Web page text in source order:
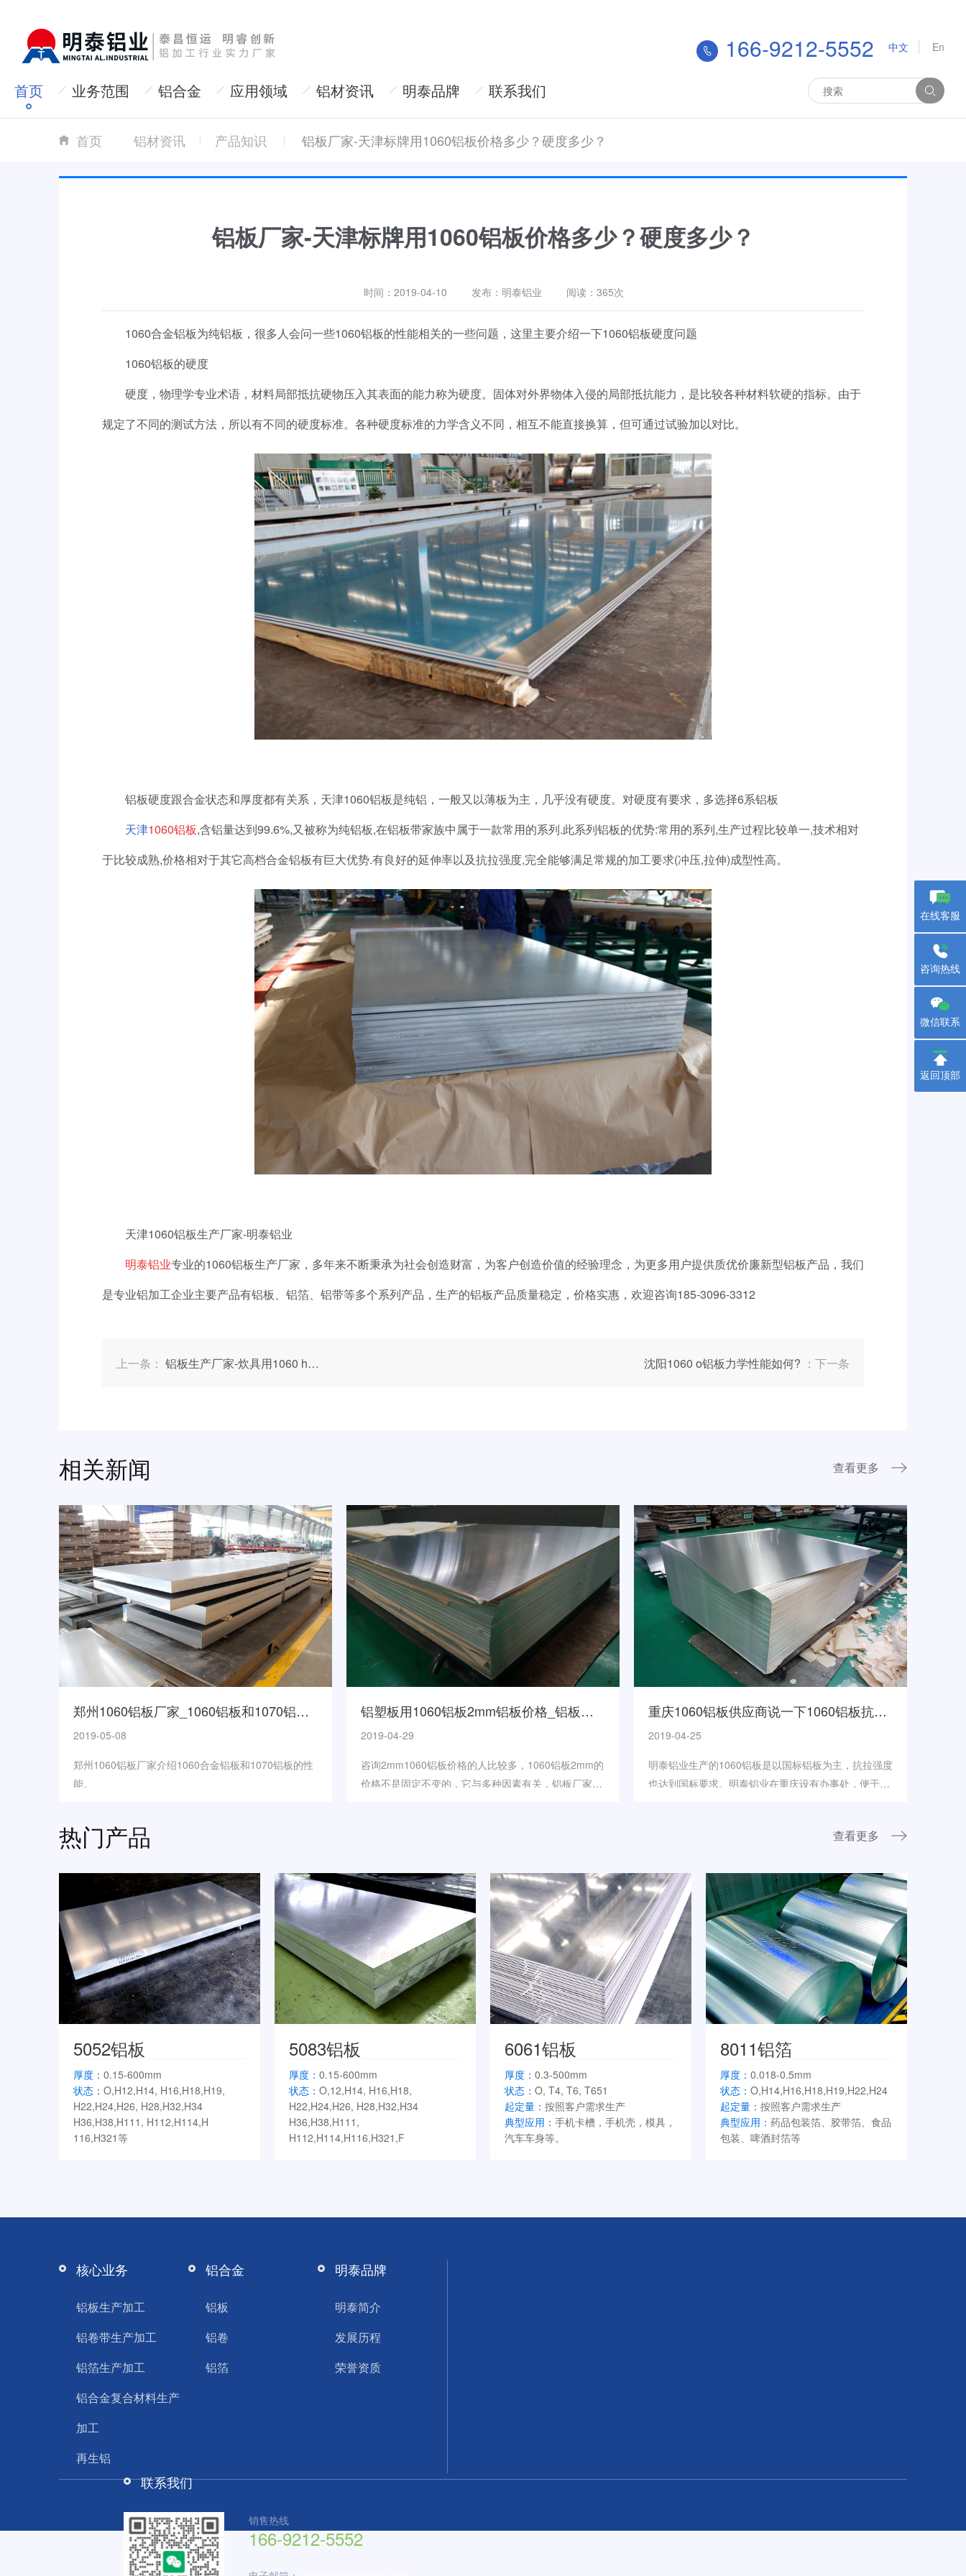
166-9212-5552 中文 En
首页 业务范围 铝合金 应用领域 铝材资讯 明泰品牌 联系我们
首页 铝材资讯 产品知识 铝板厂家-天津标牌用1060铝板价格多少？硬度多少？
铝板厂家-天津标牌用1060铝板价格多少？硬度多少？
时间：2019-04-10 发布：明泰铝业 阅读： 365次
1060合金铝板为纯铝板，很多人会问一些1060铝板的性能相关的一些问题，这里主要介绍一下1060铝板硬度问题
1060铝板的硬度
硬度，物理学专业术语，材料局部抵抗硬物压入其表面的能力称为硬度。固体对外界物体入侵的局部抵抗能力，是比较各种材料软硬的指标。由于
规定了不同的测试方法，所以有不同的硬度标准。各种硬度标准的力学含义不同，相互不能直接换算，但可通过试验加以对比。
铝板硬度跟合金状态和厚度都有关系，天津1060铝板是纯铝，一般又以薄板为主，几乎没有硬度。对硬度有要求，多选择6系铝板
天津1060铝板,含铝量达到99.6%,又被称为纯铝板,在铝板带家族中属于一款常用的系列.此系列铝板的优势:常用的系列,生产过程比较单一,技术相对
于比较成熟,价格相对于其它高档合金铝板有巨大优势.有良好的延伸率以及抗拉强度,完全能够满足常规的加工要求(冲压,拉伸)成型性高。
天津1060铝板生产厂家-明泰铝业
明泰铝业专业的1060铝板生产厂家，多年来不断秉承为社会创造财富，为客户创造价值的经验理念，为更多用户提供质优价廉新型铝板产品，我们
是专业铝加工企业主要产品有铝板、铝箔、铝带等多个系列产品，生产的铝板产品质量稳定，价格实惠，欢迎咨询185-3096-3312
上一条： 铝板生产厂家-炊具用1060 h24铝板的性能如何呢？ 沈阳1060 o铝板力学性能如何? ：下一条
相关新闻 查看更多
郑州1060铝板厂家_1060铝板和1070铝板的区别
2019-05-08
郑州1060铝板厂家介绍1060合金铝板和1070铝板的性
能。
铝塑板用1060铝板2mm铝板价格_铝板厂家
2019-04-29
咨询2mm1060铝板价格的人比较多，1060铝板2mm的
价格不是固定不变的，它与多种因素有关，铝板厂家介
重庆1060铝板供应商说一下1060铝板抗拉强度
2019-04-25
明泰铝业生产的1060铝板是以国标铝板为主，抗拉强度
也达到国标要求。明泰铝业在重庆设有办事处，便于拜
热门产品 查看更多
5052铝板
厚度： 0.15-600mm
状态： O,H12,H14, H16,H18,H19,
H22,H24,H26, H28,H32,H34
H36,H38,H111, H112,H114,H
116,H321等
5083铝板
厚度： 0.15-600mm
状态： O,12,H14, H16,H18,
H22,H24,H26, H28,H32,H34
H36,H38,H111,
H112,H114,H116,H321,F
6061铝板
厚度： 0.3-500mm
状态： O, T4, T6, T651
起定量： 按照客户需求生产
典型应用： 手机卡槽，手机壳，模具，
汽车车身等。
8011铝箔
厚度： 0.018-0.5mm
状态： O,H14,H16,H18,H19,H22,H24
起定量： 按照客户需求生产
典型应用： 药品包装箔、胶带箔、食品
包装、啤酒封箔等
核心业务
铝板生产加工
铝卷带生产加工
铝箔生产加工
铝合金复合材料生产
加工
再生铝
铝合金
铝板
铝卷
铝箔
明泰品牌
明泰简介
发展历程
荣誉资质
联系我们
销售热线
166-9212-5552
在线客服
咨询热线
微信联系
返回顶部